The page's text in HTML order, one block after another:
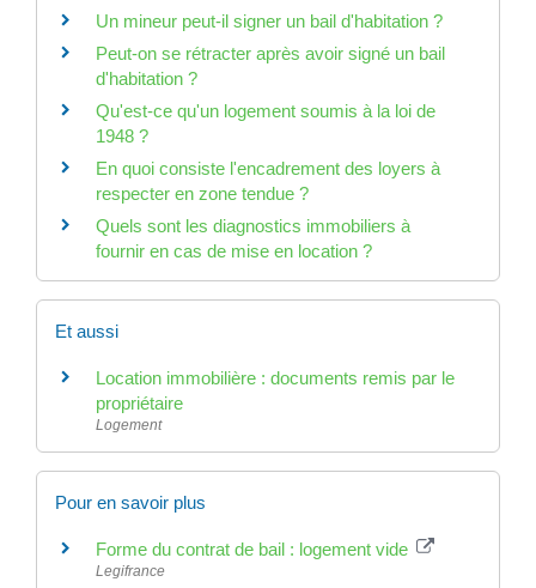
Un mineur peut-il signer un bail d'habitation ?
Peut-on se rétracter après avoir signé un bail
d'habitation ?
Qu'est-ce qu'un logement soumis à la loi de
1948 ?
En quoi consiste l'encadrement des loyers à
respecter en zone tendue ?
Quels sont les diagnostics immobiliers à
fournir en cas de mise en location ?
Et aussi
Location immobilière : documents remis par le
propriétaire
Logement
Pour en savoir plus
Forme du contrat de bail : logement vide
Legifrance